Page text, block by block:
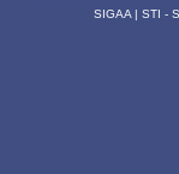
SIGAA | STI -